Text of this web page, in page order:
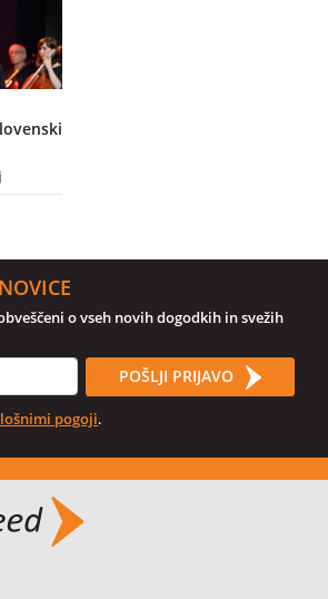
o vseh novih dogodkih in svežih
POŠLJI PRIJAVO
pogoji.